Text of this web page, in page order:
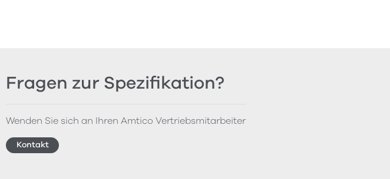
Fragen zur Spezifikation?
Wenden Sie sich an Ihren Amtico Vertriebsmitarbeiter
Kontakt